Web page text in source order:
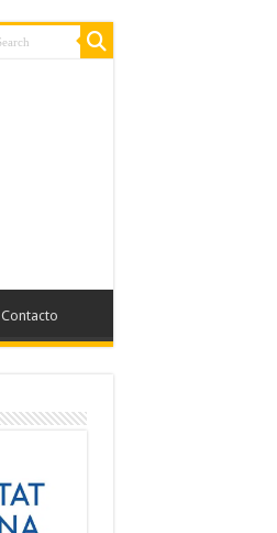
Contacto